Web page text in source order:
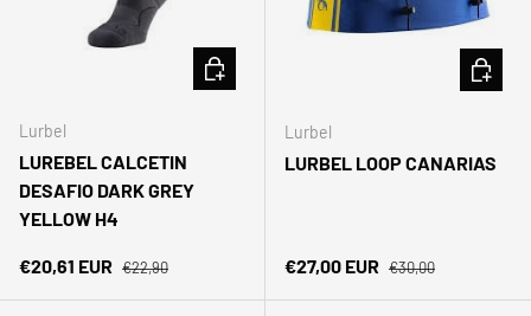
Lurbel
LUREBEL CALCETIN
DESAFIO DARK GREY
YELLOW H4
Precio de venta
€20,61 EUR Precio normal
€22,90
ELEGIR OPCIONES
Lurbel
LURBEL LOOP CANARIAS
Precio de venta
€27,00 EUR Precio normal
€30,00
ELEGIR